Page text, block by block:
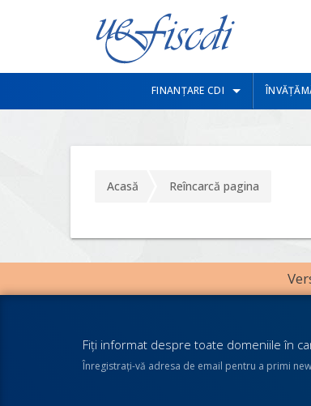
FINANȚARE CDI
Acasă Reîncarcă pagina
Fiţi informat despre toate domeniile în
Înregistraţi-vă adresa de email pentru a primi